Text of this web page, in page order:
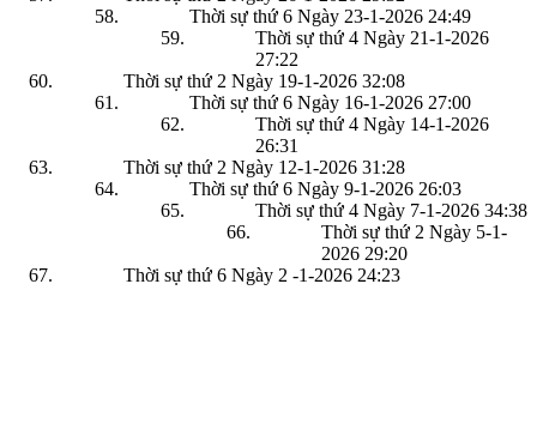
Thời sự thứ 6 Ngày 23-1-2026 24:49
Thời sự thứ 4 Ngày 21-1-2026
27:22
Thời sự thứ 2 Ngày 19-1-2026 32:08
Thời sự thứ 6 Ngày 16-1-2026 27:00
Thời sự thứ 4 Ngày 14-1-2026
26:31
Thời sự thứ 2 Ngày 12-1-2026 31:28
Thời sự thứ 6 Ngày 9-1-2026 26:03
Thời sự thứ 4 Ngày 7-1-2026 34:38
Thời sự thứ 2 Ngày 5-1-
2026 29:20
Thời sự thứ 6 Ngày 2 -1-2026 24:23